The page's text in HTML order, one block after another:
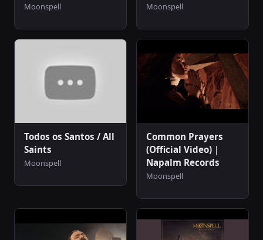
Moonspell Moonspell
Todos os Santos / All
Saints
Moonspell
Common Prayers
(Official Video) |
Napalm Records
Moonspell